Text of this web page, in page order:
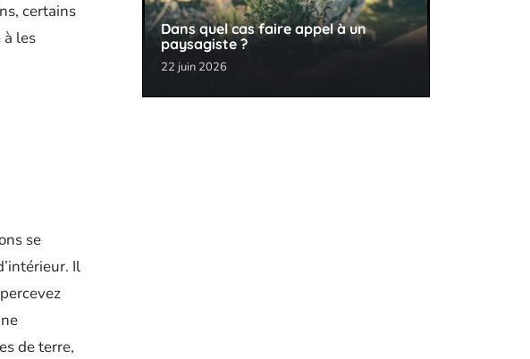
certains
les
se
Il
de terre,
Dans quel cas faire appel à un
paysagiste ?
22 juin 2026